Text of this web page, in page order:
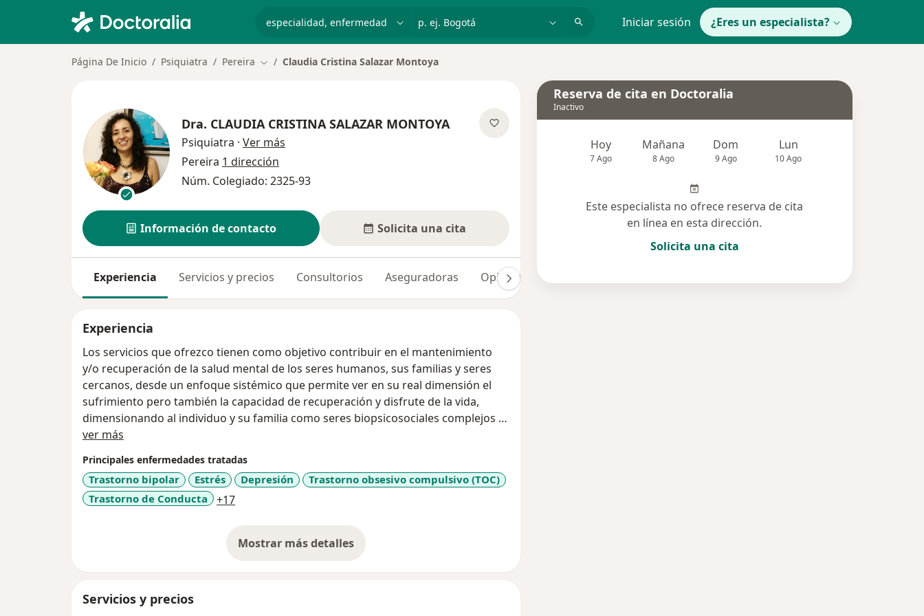
p. ej. Bogotá Iniciar sesión ¿Eres un especialista?
Página De Inicio Psiquiatra Pereira Cambiar de ciudad
Claudia Cristina Salazar Montoya
Dra. CLAUDIA CRISTINA SALAZAR MONTOYA
Psiquiatra · Ver más
Pereira 1 dirección
Núm. Colegiado: 2325-93
Información de contacto Solicita una cita
Experiencia Servicios y precios Consultorios Aseguradoras Opiniones
Experiencia
Los servicios que ofrezco tienen como objetivo contribuir en el mantenimiento
y/o recuperación de la salud mental de los seres humanos, sus familias y seres
cercanos, desde un enfoque sistémico que permite ver en su real dimensión el
sufrimiento pero también la capacidad de recuperación y disfrute de la vida,
dimensionando al individuo y su familia como seres biopsicosociales complejos y
diversos que requieren una mirada y un abordaje acorde a su condición, que
lograr ese difícil y sutil equilibrio que permita vivir la vida con esperanza, dignidad
y libertad.
Médica general egresada de la Universidad Tecnológica de Pereira en 1991. Con
el año 2001.
ver más
Principales enfermedades tratadas
Trastorno bipolar Estrés Depresión
Trastorno obsesivo compulsivo (TOC)
Trastorno de Conducta
+17a11y_sr_more_diseases
Mostrar más detalles
sobre la experiencia
Servicios y precios
Reserva de cita en Doctoralia
Inactivo
Hoy
7 Ago
Mañana
8 Ago
Dom
9 Ago
Lun
10 Ago
Este especialista no ofrece reserva de cita
en línea en esta dirección.
Solicita una cita